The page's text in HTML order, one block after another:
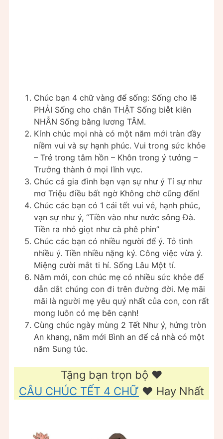
Chúc bạn 4 chữ vàng để sống: Sống cho lẽ
PHẢI Sống cho chân THẬT Sống biễt kiên
NHẪN Sống bằng lương TÂM.
Kính chúc mọi nhà có một năm mới tràn đầy
niềm vui và sự hạnh phúc. Vui trong sức khỏe
– Trẻ trong tâm hồn – Khôn trong ý tưởng –
Trưởng thành ở mọi lĩnh vực.
Chúc cả gia đình bạn vạn sự như ý Tỉ sự như
mơ Triệu điều bất ngờ Không chờ cũng đến!
Chúc các bạn có 1 cái tết vui vẻ, hạnh phúc,
vạn sự như ý, “Tiền vào như nước sông Đà.
Tiền ra nhỏ giọt như cà phê phin”
Chúc các bạn có nhiều người để ý. Tỏ tình
nhiều ý. Tiền nhiều nặng ký. Công việc vừa ý.
Miệng cười mắt ti hí. Sống Lâu Một tí.
Năm mới, con chúc mẹ có nhiều sức khỏe để
dẫn dắt chúng con đi trên đường đời. Mẹ mãi
mãi là người mẹ yêu quý nhất của con, con rất
mong luôn có mẹ bên cạnh!
Cùng chúc ngày mùng 2 Tết Như ý, hứng tròn
An khang, năm mới Bình an để cả nhà có một
năm Sung túc.
Tặng bạn trọn bộ ❤️
CÂU CHÚC TẾT 4 CHỮ ❤️ Hay Nhất